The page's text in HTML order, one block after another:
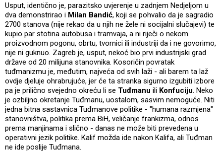
Usput, identično je, parazitsko uvjerenje u zadnjem Nedjeljom u
dva demonstrirao i Milan Bandić, koji se pohvalio da je sagradio
2700 stanova (nije rekao da u njih ne žele ni socijalni slučajevi) te
kupio par stotina autobusa i tramvaja, a ni riječi o nekom
proizvodnom pogonu, obrtu, tvornici ili industriji da i ne govorimo,
nije ni guknuo. Zagreb je, usput, nekoć bio prvi industrijski grad
države od 20 milijuna stanovnika. Kosoričin povratak
tuđmanizmu je, međutim, najveća od svih laži - ali barem ta laž
ovdje djeluje ohrabrujuće, jer će ta stranka sigurno izgubiti izbore
pa je prilično svejedno okreću li se Tuđmanu ili Konfuciju. Neko
je ozbiljno okretanje Tuđmanu, uostalom, sasvim nemoguće. Niti
jedna bitna sastavnica Tuđmanove politike - "humana razmjena"
stanovništva, politika prema BiH, veličanje frankizma, odnos
prema manjinama i slično - danas ne može biti prevedena u
operativni jezik politike. Kalif možda ide nakon Kalifa, ali Tuđman
ne ide poslije Tuđmana.